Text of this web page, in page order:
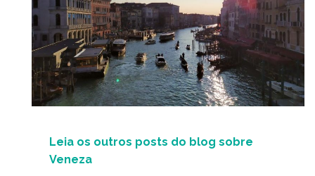
Leia os outros posts do blog sobre
Veneza